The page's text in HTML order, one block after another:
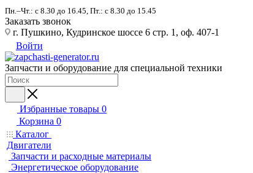
Пн.–Чт.: с 8.30 до 16.45, Пт.: с 8.30 до 15.45
Заказать звонок
г. Пушкино, Кудринское шоссе 6 стр. 1, оф. 407-1
Войти
Запчасти и оборудование для специальной техники
Избранные товары 0
Корзина 0
Каталог
Двигатели
Запчасти и расходные материалы
Энергетическое оборудование